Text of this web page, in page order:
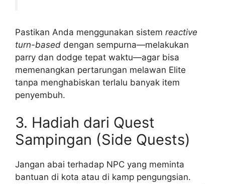
Pastikan Anda menggunakan sistem reactive
turn-based dengan sempurna—melakukan
parry dan dodge tepat waktu—agar bisa
memenangkan pertarungan melawan Elite
tanpa menghabiskan terlalu banyak item
penyembuh.
3. Hadiah dari Quest
Sampingan (Side Quests)
Jangan abai terhadap NPC yang meminta
bantuan di kota atau di kamp pengungsian.